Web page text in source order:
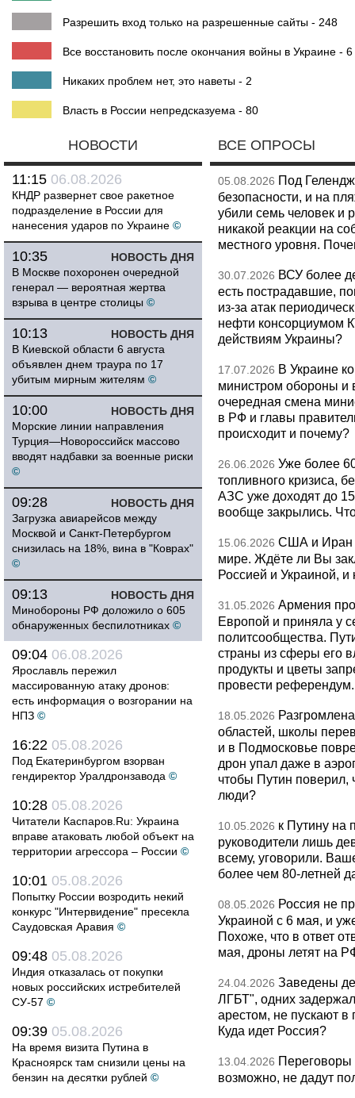
Разрешить вход только на разрешенные сайты - 248
Все восстановить после окончания войны в Украине - 6
Никаких проблем нет, это наветы - 2
Власть в России непредсказуема - 80
НОВОСТИ
11:15 06.08.2026
КНДР развернет свое ракетное
подразделение в России для
нанесения ударов по Украине ©
НОВОСТЬ ДНЯ
10:35
В Москве похоронен очередной
генерал — вероятная жертва
взрыва в центре столицы ©
НОВОСТЬ ДНЯ
10:13
В Киевской области 6 августа
объявлен днем траура по 17
убитым мирным жителям ©
НОВОСТЬ ДНЯ
10:00
Морские линии направления
Турция—Новороссийск массово
вводят надбавки за военные риски
©
НОВОСТЬ ДНЯ
09:28
Загрузка авиарейсов между
Москвой и Санкт-Петербургом
снизилась на 18%, вина в "Коврах"
©
НОВОСТЬ ДНЯ
09:13
Минобороны РФ доложило о 605
обнаруженных беспилотниках ©
09:04 06.08.2026
Ярославль пережил
массированную атаку дронов:
есть информация о возгорании на
НПЗ ©
16:22 05.08.2026
Под Екатеринбургом взорван
гендиректор Уралдронзавода ©
10:28 05.08.2026
Читатели Каспаров.Ru: Украина
вправе атаковать любой объект на
территории агрессора – России ©
10:01 05.08.2026
Попытку России возродить некий
конкурс "Интервидение" пресекла
Саудовская Аравия ©
09:48 05.08.2026
Индия отказалась от покупки
новых российских истребителей
СУ-57 ©
09:39 05.08.2026
На время визита Путина в
Красноярск там снизили цены на
бензин на десятки рублей ©
ВСЕ ОПРОСЫ
05.08.2026 Под
безопасности, и на
убили семь человек и
никакой реакции на
местного уровня.
30.07.2026 ВСУ более
есть пострадавшие,
из-за атак
нефти консорциумом
действиям Украины?
17.07.2026 В Украине
министром обороны и
очередная смена
в РФ и главы
происходит и почему?
26.06.2026 Уже более
топливного кризиса,
АЗС уже доходят до
вообще закрылись.
15.06.2026 США и Иран
мире. Ждёте ли Вы
Россией и Украиной,
31.05.2026 Армения
Европой и приняла у
политсообщества.
страны из сферы его
продукты и цветы
провести
18.05.2026
областей, школы
и в Подмосковье
дрон упал даже в
чтобы Путин поверил,
люди?
10.05.2026 к Путину на
руководители лишь
всему, уговорили.
более чем 80-летней
08.05.2026 Россия не
Украиной с 6 мая, и
Похоже, что в ответ
мая, дроны летят на
24.04.2026 Заведены
ЛГБТ", одних
арестом, не пускают
Куда идет Россия?
13.04.2026
возможно, не дадут